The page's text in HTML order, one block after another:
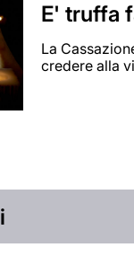
E' truffa
La
credere alla